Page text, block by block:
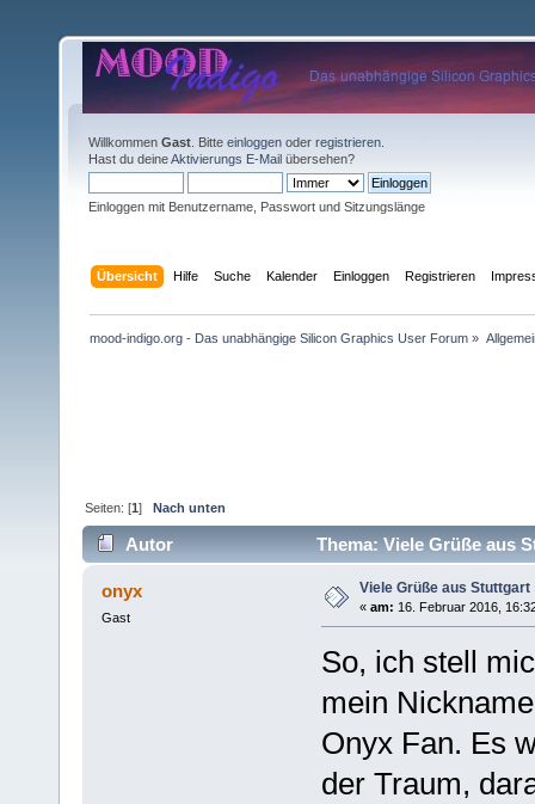
Willkommen Gast . Bitte einloggen oder registrieren
Hast du deineAktivierungs E-Mail übersehen?
Einloggen mit Benutzername, Passwort und Sitzungslänge
Übersicht Hilfe Suche Kalender Einloggen Registrieren
mood-indigo.org - Das unabhängige Silicon Graphics User Forum »
Seiten: [1]Nach unten
Autor Thema: Viele Grüße aus
onyx
Gast
Viele Grüße aus Stuttgart
« am: 16. Februar 2016,
So, ich stell
mein
Onyx Fan. Es
der Traum,